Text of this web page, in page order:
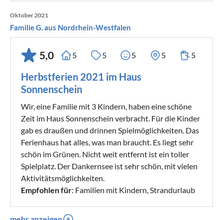
Oktober 2021
Familie G. aus Nordrhein-Westfalen
5,0 5 5 5 5 5
Herbstferien 2021 im Haus
Sonnenschein
Wir, eine Familie mit 3 Kindern, haben eine schöne
Zeit im Haus Sonnenschein verbracht. Für die Kinder
gab es draußen und drinnen Spielmöglichkeiten. Das
Ferienhaus hat alles, was man braucht. Es liegt sehr
schön im Grünen. Nicht weit entfernt ist ein toller
Spielplatz. Der Dankernsee ist sehr schön, mit vielen
Aktivitätsmöglichkeiten.
Empfohlen für: Familien mit Kindern, Strandurlaub